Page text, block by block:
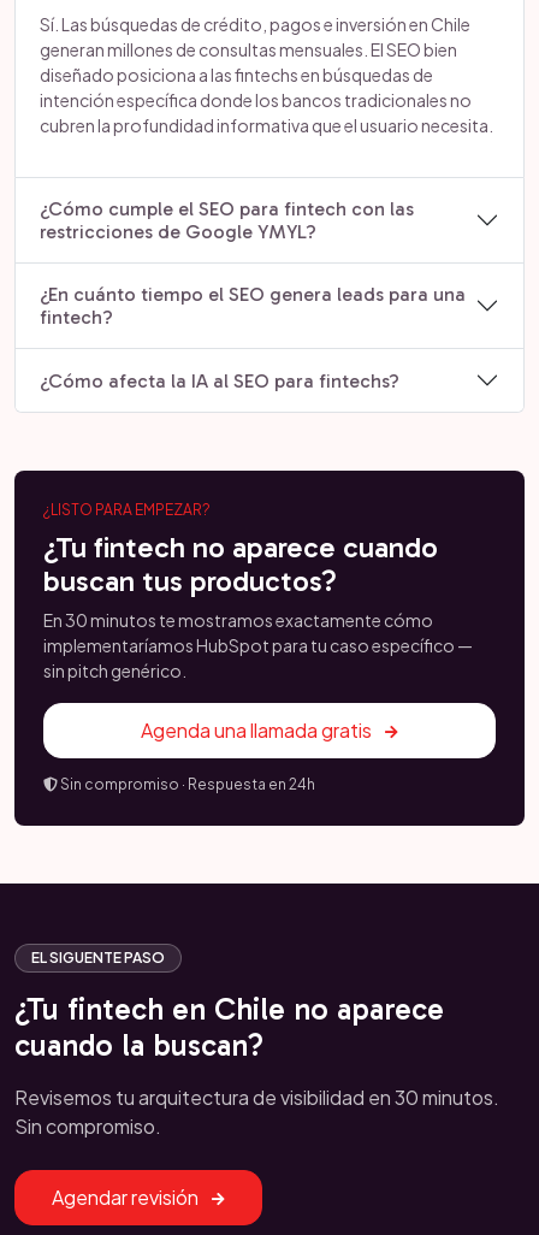
Sí. Las búsquedas de crédito, pagos e inversión en Chile
generan millones de consultas mensuales. El SEO bien
diseñado posiciona a las fintechs en búsquedas de
intención específica donde los bancos tradicionales no
cubren la profundidad informativa que el usuario necesita.
¿Cómo cumple el SEO para fintech con las
restricciones de Google YMYL?
¿En cuánto tiempo el SEO genera leads para una
fintech?
¿Cómo afecta la IA al SEO para fintechs?
¿LISTO PARA EMPEZAR?
¿Tu fintech no aparece cuando
buscan tus productos?
En 30 minutos te mostramos exactamente cómo
implementaríamos HubSpot para tu caso específico —
sin pitch genérico.
Agenda una llamada gratis
Sin compromiso · Respuesta en 24h
EL SIGUENTE PASO
¿Tu fintech en Chile no aparece
cuando la buscan?
Revisemos tu arquitectura de visibilidad en 30 minutos.
Sin compromiso.
Agendar revisión